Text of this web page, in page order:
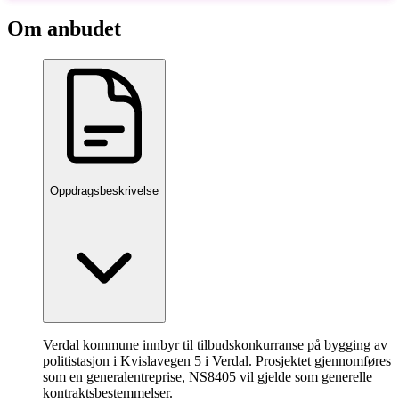
Om anbudet
Oppdragsbeskrivelse
Verdal kommune innbyr til tilbudskonkurranse på bygging av
politistasjon i Kvislavegen 5 i Verdal. Prosjektet gjennomføres
som en generalentreprise, NS8405 vil gjelde som generelle
kontraktsbestemmelser.